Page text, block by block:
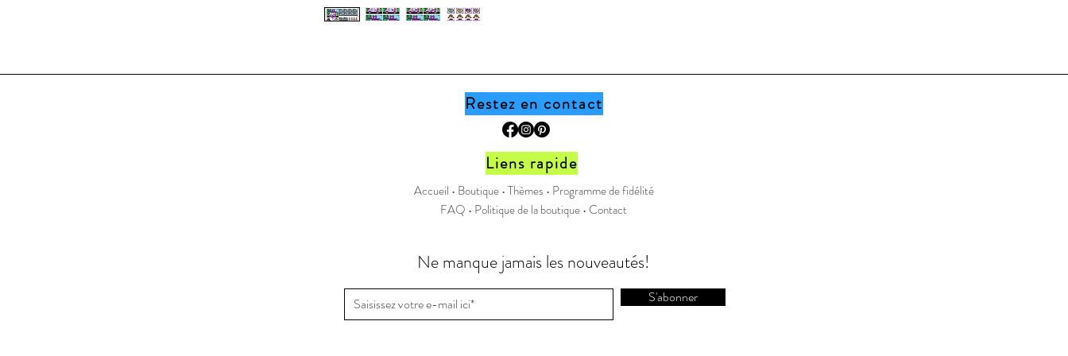
boutique. Merci :)
Restez en contact
Liens rapide
Accueil • Boutique•Thèmes • Programme de fidélité
FAQ • Politique de la boutique•Contact
Ne manque jamais les nouveautés!
S'abonner